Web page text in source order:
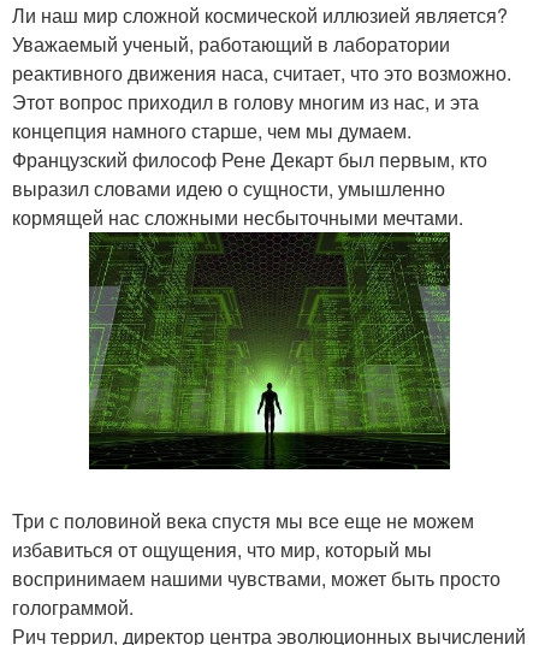
Ли наш мир сложной космической иллюзией является?
Уважаемый ученый, работающий в лаборатории
реактивного движения наса, считает, что это возможно.
Этот вопрос приходил в голову многим из нас, и эта
концепция намного старше, чем мы думаем.
Французский философ Рене Декарт был первым, кто
выразил словами идею о сущности, умышленно
кормящей нас сложными несбыточными мечтами.
Три с половиной века спустя мы все еще не можем
избавиться от ощущения, что мир, который мы
воспринимаем нашими чувствами, может быть просто
голограммой.
Рич террил, директор центра эволюционных вычислений